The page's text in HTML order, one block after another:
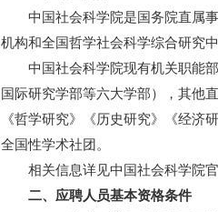
中国社会科学院是国务院直属事
机构和全国哲学社会科学综合研究
中国社会科学院现有机关职能部
国际研究学部等六大学部），其他
《哲学研究》《历史研究》《经济
全国性学术社团。
相关信息详见中国社会科学院官
二、应聘人员基本资格条件